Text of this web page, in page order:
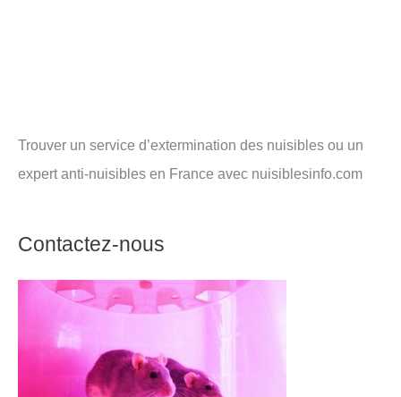
Trouver un service d’extermination des nuisibles ou un
expert anti-nuisibles en France avec nuisiblesinfo.com
Contactez-nous